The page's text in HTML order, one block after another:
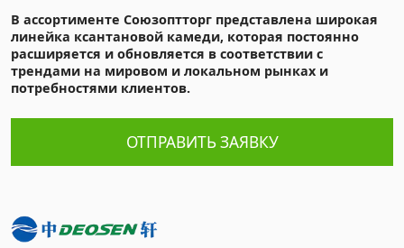
В ассортименте Союзоптторг представлена широкая
линейка ксантановой камеди, которая постоянно
расширяется и обновляется в соответствии с
трендами на мировом и локальном рынках и
потребностями клиентов.
ОТПРАВИТЬ ЗАЯВКУ